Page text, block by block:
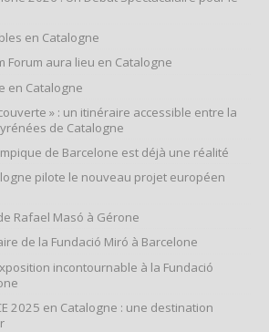
en Catalogne
Forum aura lieu en Catalogne
en Catalogne
» : un itinéraire accessible entre la
de Catalogne
de Barcelone est déjà une réalité
pilote le nouveau projet européen
Rafael Masó à Gérone
de la Fundació Miró à Barcelone
incontournable à la Fundació
2025 en Catalogne : une destination